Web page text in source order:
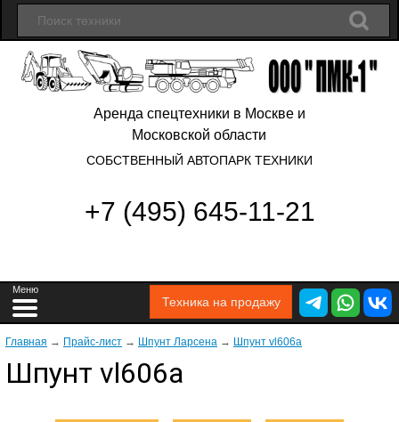
Аренда спецтехники в Москве и
Московской области
СОБСТВЕННЫЙ АВТОПАРК ТЕХНИКИ
+7 (495) 645-11-21
Техника на продажу
Главная → Прайс-лист → Шпунт Ларсена → Шпунт vl606a
Шпунт vl606a